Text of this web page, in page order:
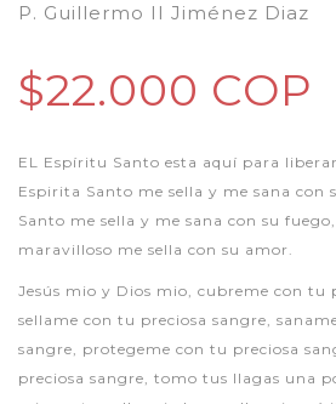
P. Guillermo II Jiménez Diaz
$22.000 COP
EL Espíritu Santo esta aquí para
Espirita Santo me sella y me sana con
Santo me sella y me sana con su
maravilloso me sella con su amor.
Jesús mio y Dios mio, cubreme con tu
sellame con tu preciosa sangre,
sangre, protegeme con tu preciosa
preciosa sangre, tomo tus llagas una